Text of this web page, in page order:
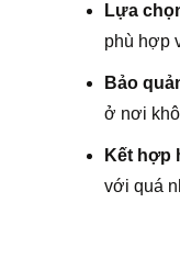
Lựa
phù hợp
Bảo
ở nơi
Kết hợp
với quá